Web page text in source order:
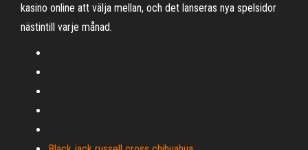
kasino online att välja mellan, och det lanseras nya spelsidor
nästintill varje månad.